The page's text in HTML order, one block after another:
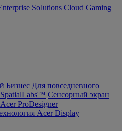
Solutions Cloud Gaming
Бизнес Для повседневного
Сенсорный экран
Acer ProDesigner
Acer Display